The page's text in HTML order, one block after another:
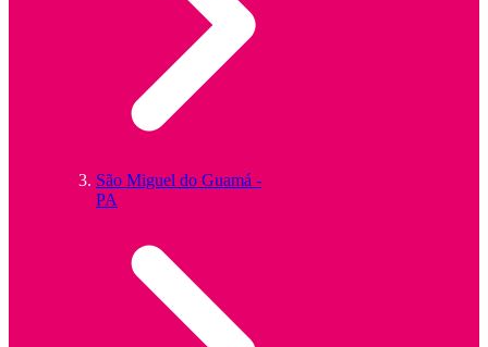
São Miguel do Guamá -
PA